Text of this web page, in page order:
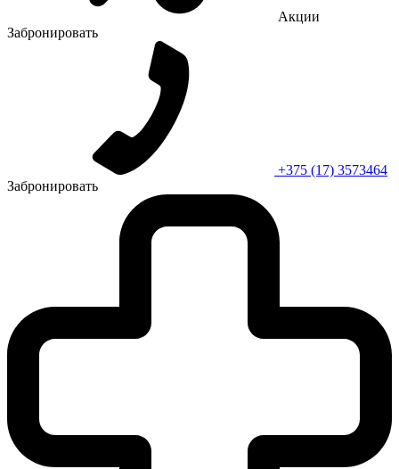
Акции
Забронировать
+375 (17) 3573464
Забронировать